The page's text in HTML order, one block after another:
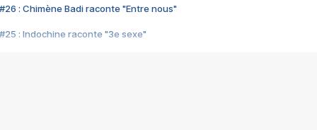
#26 : Chimène Badi raconte "Entre nous"
#25 : Indochine raconte "3e sexe"